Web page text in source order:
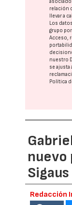
relación
llevar a
Los
grupo
Acceso,
nuestro
se ajusta
Política
nuevo
Redacción